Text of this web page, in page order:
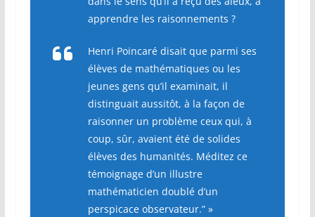
apprendre les raisonnements ?
Henri Poincaré disait que parmi ses
élèves de mathématiques ou les
jeunes gens qu’il examinait, il
distinguait aussitôt, à la façon de
raisonner un problème ceux qui, à
coup, sûr, avaient été de solides
élèves des humanités. Méditez ce
témoignage d’un illustre
mathématicien doublé d’un
perspicace observateur.” »